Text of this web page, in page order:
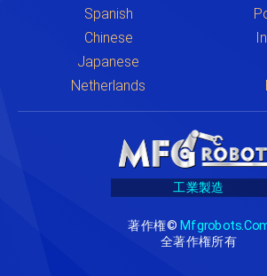
Spanish
Chinese
Japanese
Netherlands
工業製造
著作権©
全著作権所有